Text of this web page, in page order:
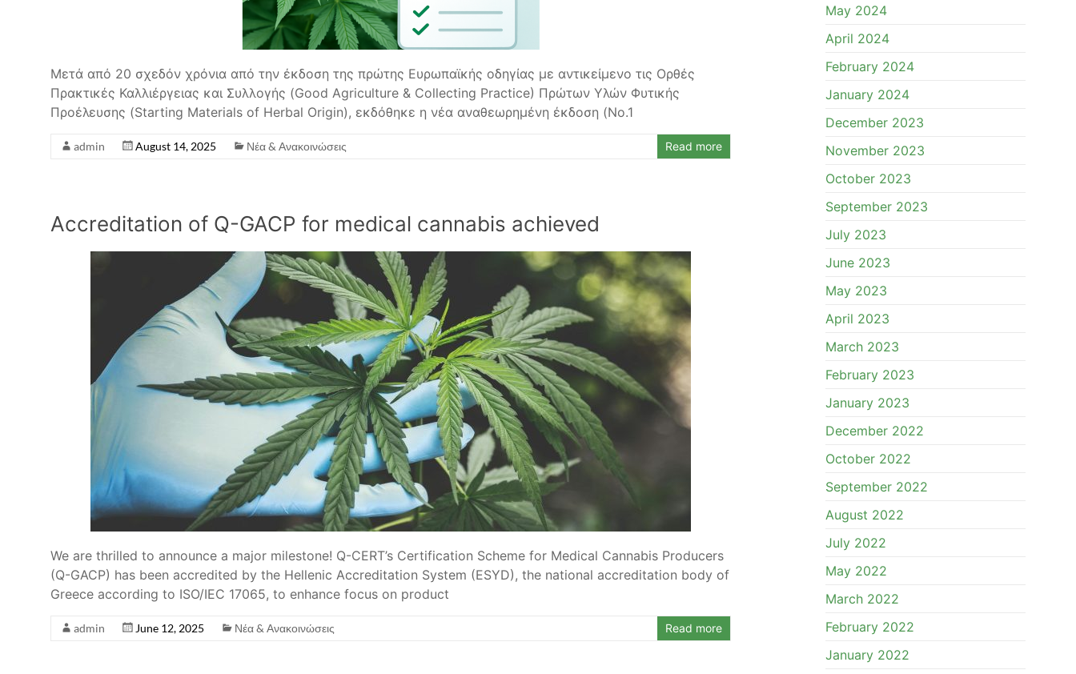
Μετά από 20 σχεδόν χρόνια από την έκδοση της πρώτης Ευρωπαϊκής οδηγίας με αντικείμενο τις Ορθές
Πρακτικές Καλλιέργειας και Συλλογής (Good Agriculture & Collecting Practice) Πρώτων Υλών Φυτικής
Προέλευσης (Starting Materials of Herbal Origin), εκδόθηκε η νέα αναθεωρημένη έκδοση (No.1
admin August 14, 2025 Νέα & Ανακοινώσεις Read more
Accreditation of Q-GACP for medical cannabis achieved
We are thrilled to announce a major milestone! Q-CERT’s Certification Scheme for Medical Cannabis Producers
(Q-GACP) has been accredited by the Hellenic Accreditation System (ESYD), the national accreditation body of
Greece according to ISO/IEC 17065, to enhance focus on product
admin June 12, 2025 Νέα & Ανακοινώσεις Read more
May 2024
April 2024
February 2024
January 2024
December 2023
November 2023
October 2023
September 2023
July 2023
June 2023
May 2023
April 2023
March 2023
February 2023
January 2023
December 2022
October 2022
September 2022
August 2022
July 2022
May 2022
March 2022
February 2022
January 2022